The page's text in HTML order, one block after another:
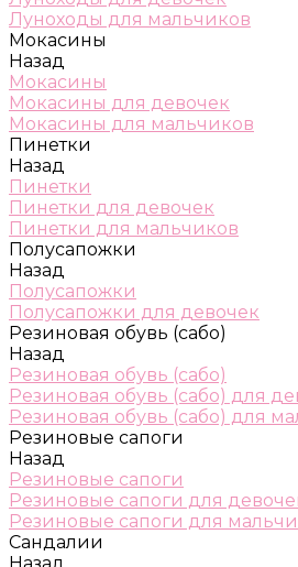
Луноходы для мальчиков
Мокасины
Назад
Мокасины
Мокасины для девочек
Мокасины для мальчиков
Пинетки
Назад
Пинетки
Пинетки для девочек
Пинетки для мальчиков
Полусапожки
Назад
Полусапожки
Полусапожки для девочек
Резиновая обувь (сабо)
Назад
Резиновая обувь (сабо)
Резиновая обувь (сабо) для
Резиновая обувь (сабо) для
Резиновые сапоги
Назад
Резиновые сапоги
Резиновые сапоги для
Резиновые сапоги для
Сандалии